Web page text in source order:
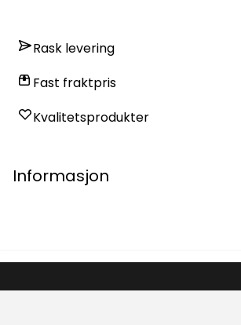
Rask levering
Fast fraktpris
Kvalitetsprodukter
Informasjon